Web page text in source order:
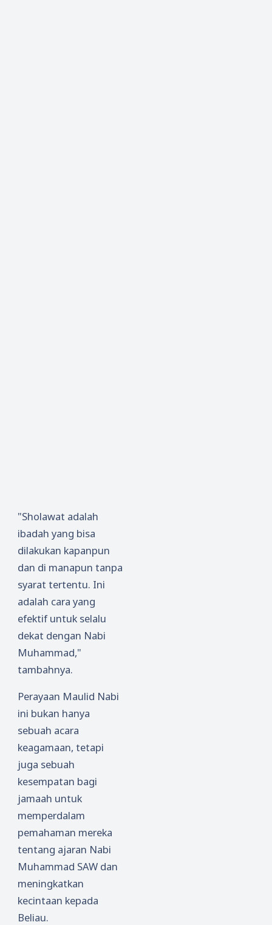
"Sholawat adalah
ibadah yang bisa
dilakukan kapanpun
dan di manapun tanpa
syarat tertentu. Ini
adalah cara yang
efektif untuk selalu
dekat dengan Nabi
Muhammad,"
tambahnya.
Perayaan Maulid Nabi
ini bukan hanya
sebuah acara
keagamaan, tetapi
juga sebuah
kesempatan bagi
jamaah untuk
memperdalam
pemahaman mereka
tentang ajaran Nabi
Muhammad SAW dan
meningkatkan
kecintaan kepada
Beliau.